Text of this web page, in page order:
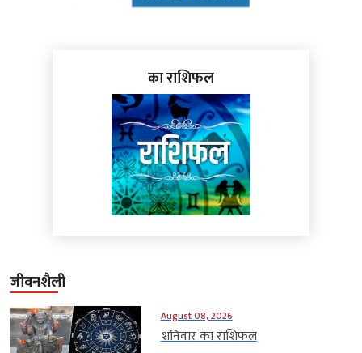
का राशिफल
जीवनशैली
August 08, 2026
शनिवार का राशिफल